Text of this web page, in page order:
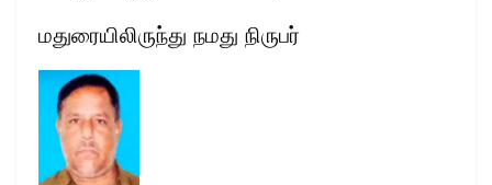
மதுரையிலிருந்து நமது நிருபர்